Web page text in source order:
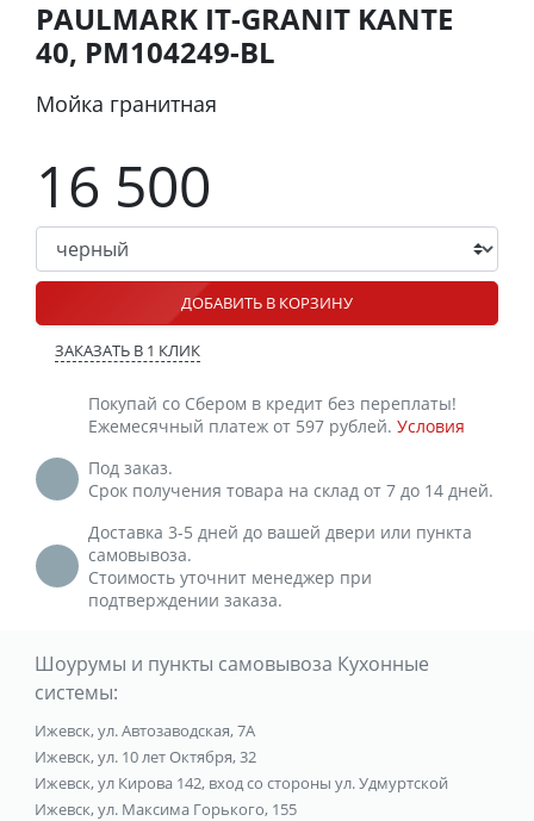
PAULMARK IT-GRANIT KANTE
40, PM104249-BL
Мойка гранитная
16 500
ДОБАВИТЬ В КОРЗИНУ
ЗАКАЗАТЬ В 1 КЛИК
Покупай со Сбером в кредит без переплаты!
Ежемесячный платеж от 597 рублей. Условия
Под заказ.
Срок получения товара на склад от 7 до 14 дней.
Доставка 3-5 дней до вашей двери или пункта
самовывоза.
Стоимость уточнит менеджер при
подтверждении заказа.
Шоурумы и пункты самовывоза Кухонные
системы:
Ижевск, ул. Автозаводская, 7А
Ижевск, ул. 10 лет Октября, 32
Ижевск, ул Кирова 142, вход со стороны ул. Удмуртской
Ижевск, ул. Максима Горького, 155